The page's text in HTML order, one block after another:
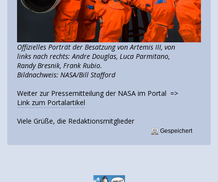
Offizielles Porträt der Besatzung von Artemis III, von
links nach rechts: Andre Douglas, Luca Parmitano,
Randy Bresnik, Frank Rubio.
Bildnachweis: NASA/Bill Stafford
Weiter zur Pressemitteilung der NASA im Portal =>
Link zum Portalartikel
Viele Grüße, die Redaktionsmitglieder
Gespeichert